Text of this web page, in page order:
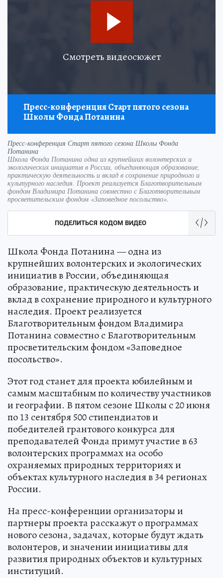
Смотреть видеосюжет
Пресс-конференция Старт пятого сезона
Школы Фонда Потанина
Пресс-конференция Старт пятого сезона Школы Фонда
Потанина
Школа Фонда Потанина одна из крупнейших волонтерских и
экологических инициатив в России, объединяющая образование,
практическую деятельность и вклад в сохранение природного и
культурного наследия. Проект реализуется Благотворительным
фондом Владимира Потанина совместно с Благотворительным
просветительским фондом «Заповедное посольство».
ПОДЕЛИТЬСЯ КОДОМ ВИДЕО
Школа Фонда Потанина — одна из
крупнейших волонтерских и экологических
инициатив в России, объединяющая
образование, практическую деятельность и
вклад в сохранение природного и культурного
наследия. Проект реализуется
Благотворительным фондом Владимира
Потанина совместно с Благотворительным
просветительским фондом «Заповедное
посольство».
Этот год станет для проекта юбилейным и
самым масштабным по количеству участников
и географии. В пятом сезоне Школы с 20 июня
по 13 сентября 500 стипендиатов и
победителей грантового конкурса для
преподавателей Фонда примут участие в 63
волонтерских программах на особо
охраняемых природных территориях и
объектах культурного наследия в 34 регионах
России.
На пресс-конференции организаторы и
партнеры проекта расскажут о программах
нового сезона, задачах, которые будут ждать
волонтеров, и значении инициативы для
развития природных объектов и культурных
институций.